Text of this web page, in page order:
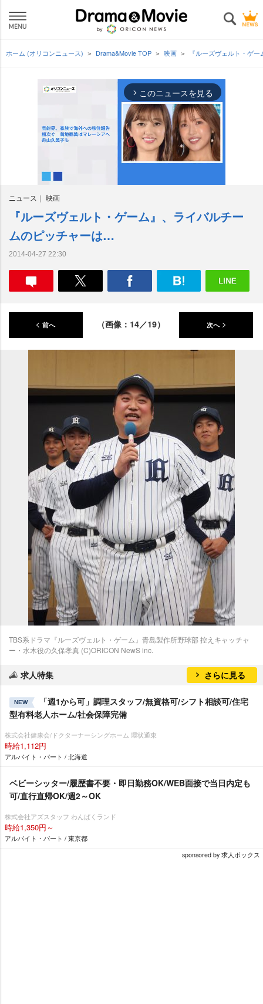
ホーム (オリコンニュース) Drama&Movie TOP 映画 『ルーズヴェルト・ゲ
arrow_forward_ios このニュースを見る
M
ニュース 映画
『ルーズヴェルト・ゲーム』、ライバルチー
ムのピッチャーは…
2014-04-27 22:30
前へ （画像：14／19） 次へ
TBS系ドラマ『ルーズヴェルト・ゲーム』青島製作所野球部 控えキャッチャ
ー・水木役の久保孝真 (C)ORICON NewS inc.
求人特集 さらに見る
NEW
「週1から可」調理スタッフ/無資格可/シフト相談可/住宅
型有料老人ホーム/社会保障完備
株式会社健康会/ドクターナーシングホーム 環状通東
時給1,112円
アルバイト・パート / 北海道
ベビーシッター/履歴書不要・即日勤務OK/WEB面接で当日内定も
可/直行直帰OK/週2～OK
株式会社アズスタッフ わんぱくランド
時給1,350円～
アルバイト・パート / 東京都
sponsored by 求人ボックス